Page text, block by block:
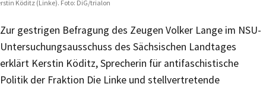
Köditz (Linke). Foto: DiG/trialon
Zur gestrigen Befragung des Zeugen Volker Lange im NSU-
Untersuchungsausschuss des Sächsischen Landtages
erklärt Kerstin Köditz, Sprecherin für antifaschistische
Politik der Fraktion Die Linke und stellvertretende